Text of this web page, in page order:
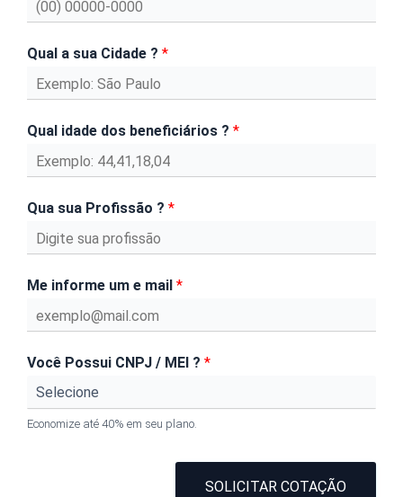
Qual a sua Cidade ? *
Qual idade dos beneficiários ? *
Qua sua Profissão ? *
Me informe um e mail *
Você Possui CNPJ / MEI ? *
Economize até 40% em seu plano.
SOLICITAR COTAÇÃO